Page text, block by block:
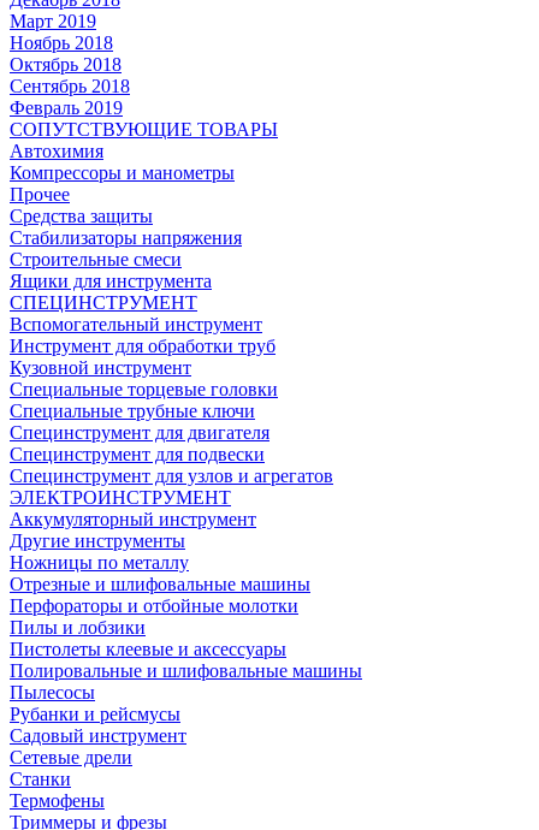
Март 2019
Ноябрь 2018
Октябрь 2018
Сентябрь 2018
Февраль 2019
СОПУТСТВУЮЩИЕ ТОВАРЫ
Автохимия
Компрессоры и манометры
Прочее
Средства защиты
Стабилизаторы напряжения
Строительные смеси
Ящики для инструмента
СПЕЦИНСТРУМЕНТ
Вспомогательный инструмент
Инструмент для обработки труб
Кузовной инструмент
Специальные торцевые головки
Специальные трубные ключи
Специнструмент для двигателя
Специнструмент для подвески
Специнструмент для узлов и агрегатов
ЭЛЕКТРОИНСТРУМЕНТ
Аккумуляторный инструмент
Другие инструменты
Ножницы по металлу
Отрезные и шлифовальные машины
Перфораторы и отбойные молотки
Пилы и лобзики
Пистолеты клеевые и аксессуары
Полировальные и шлифовальные машины
Пылесосы
Рубанки и рейсмусы
Садовый инструмент
Сетевые дрели
Станки
Термофены
Триммеры и фрезы